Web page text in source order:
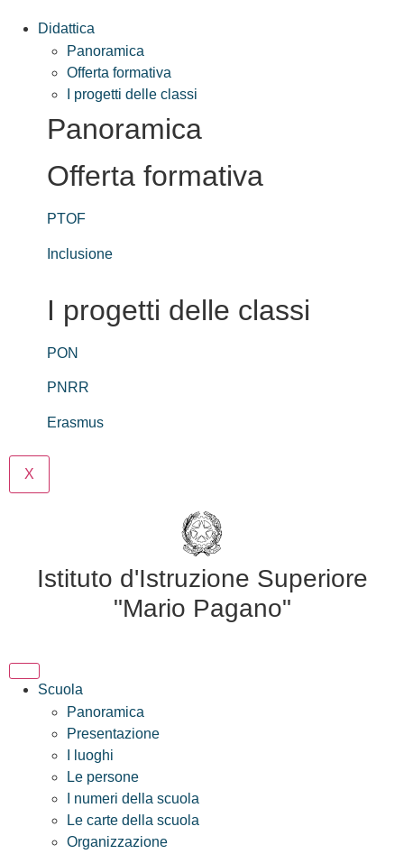
Didattica
Panoramica
Offerta formativa
I progetti delle classi
Panoramica
Offerta formativa
PTOF
Inclusione
I progetti delle classi
PON
PNRR
Erasmus
X
Istituto d'Istruzione Superiore
"Mario Pagano"
Scuola
Panoramica
Presentazione
I luoghi
Le persone
I numeri della scuola
Le carte della scuola
Organizzazione